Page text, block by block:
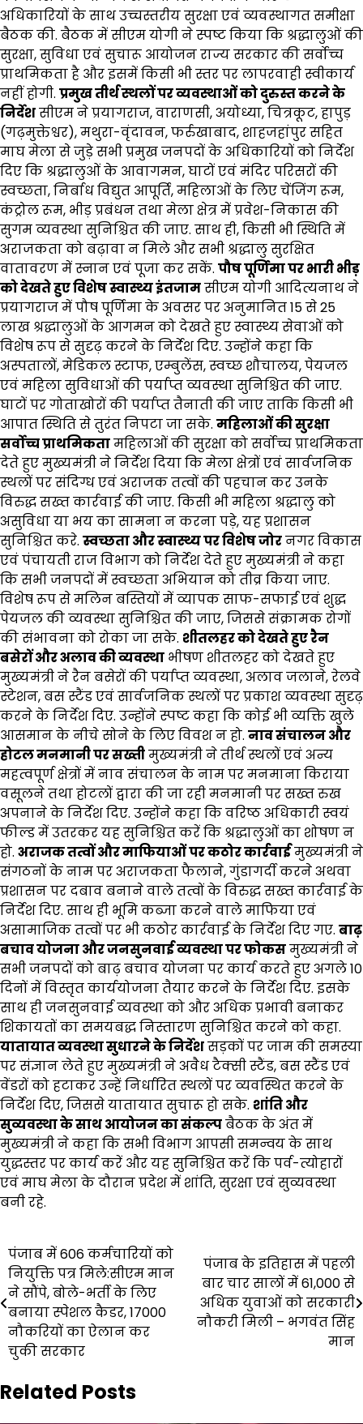
अधिकारियों के साथ उच्चस्तरीय सुरक्षा एवं व्यवस्थागत समीक्षा
बैठक की. बैठक में सीएम योगी ने स्पष्ट किया कि श्रद्धालुओं की
सुरक्षा, सुविधा एवं सुचारू आयोजन राज्य सरकार की सर्वोच्च
प्राथमिकता है और इसमें किसी भी स्तर पर लापरवाही स्वीकार्य
नहीं होगी. प्रमुख तीर्थ स्थलों पर व्यवस्थाओं को दुरुस्त करने के
निर्देशसीएम ने प्रयागराज, वाराणसी, अयोध्या, चित्रकूट, हापुड़
(गढ़मुक्तेश्वर), मथुरा-वृंदावन, फर्रुखाबाद, शाहजहांपुर सहित
माघ मेला से जुड़े सभी प्रमुख जनपदों के अधिकारियों को निर्देश
दिए कि श्रद्धालुओं के आवागमन, घाटों एवं मंदिर परिसरों की
स्वच्छता, निर्बाध विद्युत आपूर्ति, महिलाओं के लिए चेंजिंग रूम,
कंट्रोल रूम, भीड़ प्रबंधन तथा मेला क्षेत्र में प्रवेश-निकास की
सुगम व्यवस्था सुनिश्चित की जाए. साथ ही, किसी भी स्थिति में
अराजकता को बढ़ावा न मिले और सभी श्रद्धालु सुरक्षित
वातावरण में स्नान एवं पूजा कर सकें. पौष पूर्णिमा पर भारी भीड़
को देखते हुए विशेष स्वास्थ्य इंतजामसीएम योगी आदित्यनाथ ने
प्रयागराज में पौष पूर्णिमा के अवसर पर अनुमानित 15 से 25
लाख श्रद्धालुओं के आगमन को देखते हुए स्वास्थ्य सेवाओं को
विशेष रूप से सुदृढ़ करने के निर्देश दिए. उन्होंने कहा कि
अस्पतालों, मेडिकल स्टाफ, एम्बुलेंस, स्वच्छ शौचालय, पेयजल
एवं महिला सुविधाओं की पर्याप्त व्यवस्था सुनिश्चित की जाए.
घाटों पर गोताखोरों की पर्याप्त तैनाती की जाए ताकि किसी भी
आपात स्थिति से तुरंत निपटा जा सके. महिलाओं की सुरक्षा
सर्वोच्च प्राथमिकतामहिलाओं की सुरक्षा को सर्वोच्च प्राथमिकता
देते हुए मुख्यमंत्री ने निर्देश दिया कि मेला क्षेत्रों एवं सार्वजनिक
स्थलों पर संदिग्ध एवं अराजक तत्वों की पहचान कर उनके
विरुद्ध सख्त कार्रवाई की जाए. किसी भी महिला श्रद्धालु को
असुविधा या भय का सामना न करना पड़े, यह प्रशासन
सुनिश्चित करे. स्वच्छता और स्वास्थ्य पर विशेष जोरनगर विकास
एवं पंचायती राज विभाग को निर्देश देते हुए मुख्यमंत्री ने कहा
कि सभी जनपदों में स्वच्छता अभियान को तीव्र किया जाए.
विशेष रूप से मलिन बस्तियों में व्यापक साफ-सफाई एवं शुद्ध
पेयजल की व्यवस्था सुनिश्चित की जाए, जिससे संक्रामक रोगों
की संभावना को रोका जा सके. शीतलहर को देखते हुए रैन
बसेरों और अलाव की व्यवस्था भीषण शीतलहर को देखते हुए
मुख्यमंत्री ने रैन बसेरों की पर्याप्त व्यवस्था, अलाव जलाने, रेलवे
स्टेशन, बस स्टैंड एवं सार्वजनिक स्थलों पर प्रकाश व्यवस्था सुदृढ़
करने के निर्देश दिए. उन्होंने स्पष्ट कहा कि कोई भी व्यक्ति खुले
आसमान के नीचे सोने के लिए विवश न हो. नाव संचालन और
होटल मनमानी पर सख्तीमुख्यमंत्री ने तीर्थ स्थलों एवं अन्य
महत्वपूर्ण क्षेत्रों में नाव संचालन के नाम पर मनमाना किराया
वसूलने तथा होटलों द्वारा की जा रही मनमानी पर सख्त रुख
अपनाने के निर्देश दिए. उन्होंने कहा कि वरिष्ठ अधिकारी स्वयं
फील्ड में उतरकर यह सुनिश्चित करें कि श्रद्धालुओं का शोषण न
हो. अराजक तत्वों और माफियाओं पर कठोर कार्रवाईमुख्यमंत्री ने
संगठनों के नाम पर अराजकता फैलाने, गुंडागर्दी करने अथवा
प्रशासन पर दबाव बनाने वाले तत्वों के विरुद्ध सख्त कार्रवाई के
निर्देश दिए. साथ ही भूमि कब्जा करने वाले माफिया एवं
असामाजिक तत्वों पर भी कठोर कार्रवाई के निर्देश दिए गए. बाढ़
बचाव योजना और जनसुनवाई व्यवस्था पर फोकसमुख्यमंत्री ने
सभी जनपदों को बाढ़ बचाव योजना पर कार्य करते हुए अगले 10
दिनों में विस्तृत कार्ययोजना तैयार करने के निर्देश दिए. इसके
साथ ही जनसुनवाई व्यवस्था को और अधिक प्रभावी बनाकर
शिकायतों का समयबद्ध निस्तारण सुनिश्चित करने को कहा.
यातायात व्यवस्था सुधारने के निर्देशसड़कों पर जाम की समस्या
पर संज्ञान लेते हुए मुख्यमंत्री ने अवैध टैक्सी स्टैंड, बस स्टैंड एवं
वेंडरों को हटाकर उन्हें निर्धारित स्थलों पर व्यवस्थित करने के
निर्देश दिए, जिससे यातायात सुचारू हो सके. शांति और
सुव्यवस्था के साथ आयोजन का संकल्पबैठक के अंत में
मुख्यमंत्री ने कहा कि सभी विभाग आपसी समन्वय के साथ
युद्धस्तर पर कार्य करें और यह सुनिश्चित करें कि पर्व-त्योहारों
एवं माघ मेला के दौरान प्रदेश में शांति, सुरक्षा एवं सुव्यवस्था
बनी रहे.
Post
navigation
पंजाब में 606 कर्मचारियों को
नियुक्ति पत्र मिले:सीएम मान
ने सौंपे, बोले-भर्ती के लिए
बनाया स्पेशल कैडर, 17000
नौकरियों का ऐलान कर
चुकी सरकार
पंजाब के इतिहास में पहली
बार चार सालों में 61,000 से
अधिक युवाओं को सरकारी
नौकरी मिली – भगवंत सिंह
मान
Related Posts